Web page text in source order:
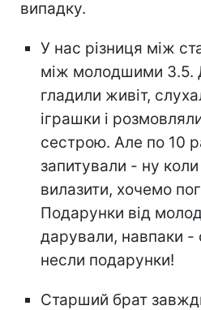
випадку.
У нас різниця між
між молодшими 3.5.
гладили живіт,
іграшки і
сестрою. Але по 10
запитували - ну
вилазити, хочемо
Подарунки від
дарували, навпаки -
несли подарунки!
Старший брат